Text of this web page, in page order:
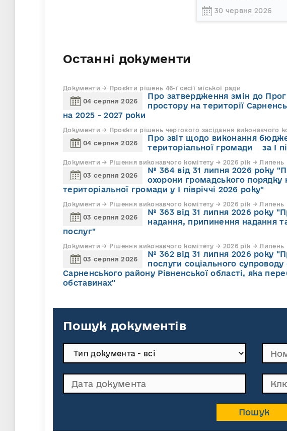
30 червня 2026
Останні документи
Документи → Проєкти рішень 46-ї сесії міської ради
04 серпня 2026
Про затвердження змін до
простору на території
на 2025 - 2027 роки
Документи → Проєкти рішень чергового засідання виконавчого
04 серпня 2026
Про звіт щодо виконання
територіальної громади за І
Документи → Рішення виконавчого комітету → 2026 рік → Липень
03 серпня 2026
№ 364 від 31 липня 2026 року
охорони громадського порядку
територіальної громади у І півріччі 2026 року"
Документи → Рішення виконавчого комітету → 2026 рік → Липень
03 серпня 2026
№ 363 від 31 липня 2026 року
надання, припинення надання
послуг"
Документи → Рішення виконавчого комітету → 2026 рік → Липень
03 серпня 2026
№ 362 від 31 липня 2026 року
послуги соціального
Сарненського району Рівненської області, яка
обставинах"
Пошук документів